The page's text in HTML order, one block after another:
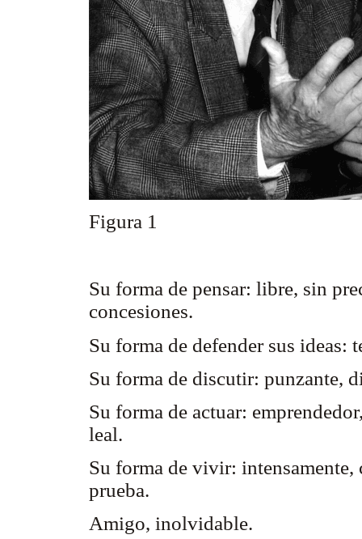
Figura 1
Su forma de pensar: libre, sin
concesiones.
Su forma de defender sus ideas:
Su forma de discutir: punzante,
Su forma de actuar:
leal.
Su forma de vivir:
prueba.
Amigo, inolvidable.